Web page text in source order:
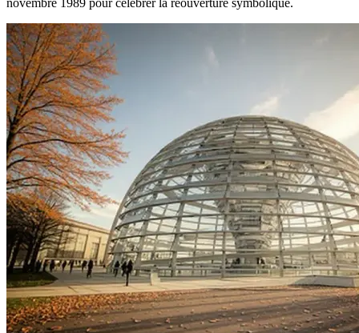
novembre 1989 pour célébrer la réouverture symbolique.